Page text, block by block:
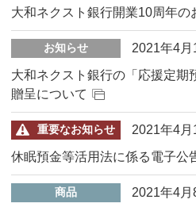
大和ネクスト銀行開業10周年の
お知らせ
2021年4月
大和ネクスト銀行の「応援定期
贈呈について
重要なお知らせ
2021年4月
休眠預金等活用法に係る電子公
商品
2021年4月